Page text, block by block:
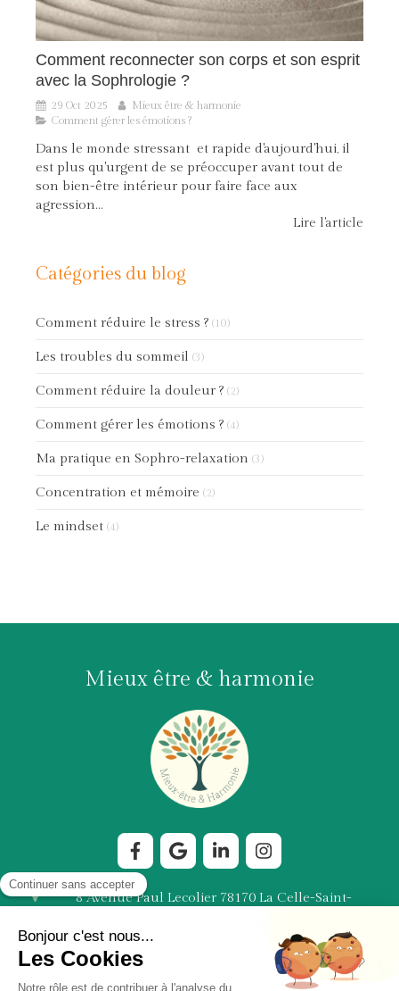
Comment reconnecter son corps et son esprit
avec la Sophrologie ?
29 Oct 2025
Mieux être & harmonie
Comment gérer les émotions ?
Dans le monde stressant et rapide d'aujourd'hui, il
est plus qu'urgent de se préoccuper avant tout de
son bien-être intérieur pour faire face aux
agression...
Lire l'article
Catégories du blog
Comment réduire le stress ? (10)
Les troubles du sommeil (3)
Comment réduire la douleur ? (2)
Comment gérer les émotions ? (4)
Ma pratique en Sophro-relaxation (3)
Concentration et mémoire (2)
Le mindset (4)
Mieux être & harmonie
8 Avenue Paul Lecolier 78170 La Celle-Saint-
Plan du site